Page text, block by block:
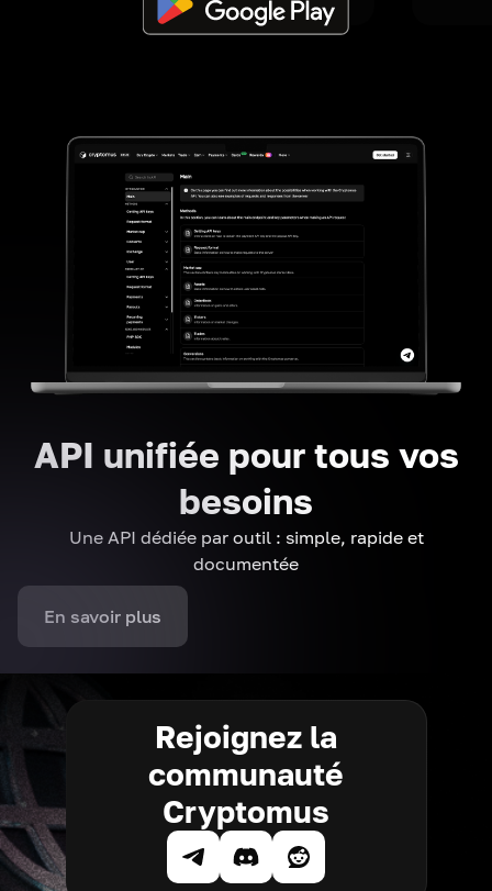
API unifiée pour tous vos
besoins
Une API dédiée par outil : simple, rapide et
documentée
En savoir plus
Rejoignez la
communauté
Cryptomus